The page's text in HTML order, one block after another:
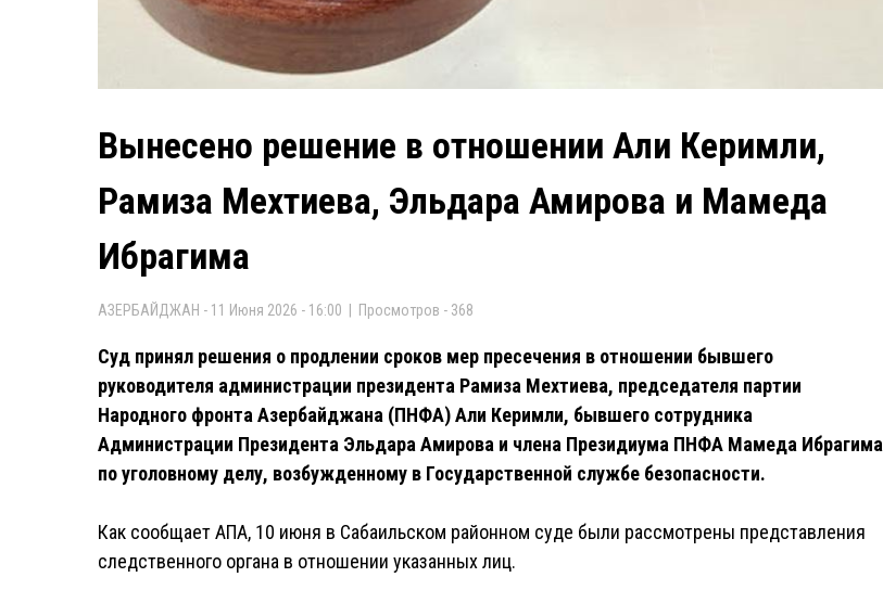
Вынесено решение в отношении Али Керимли,
Рамиза Мехтиева, Эльдара Амирова и Мамеда
Ибрагима
АЗЕРБАЙДЖАН - 11 Июня 2026 - 16:00 | Просмотров - 368
Суд принял решения о продлении сроков мер пресечения в отношении бывшего
руководителя администрации президента Рамиза Мехтиева, председателя партии
Народного фронта Азербайджана (ПНФА) Али Керимли, бывшего сотрудника
Администрации Президента Эльдара Амирова и члена Президиума ПНФА Мамеда Ибрагима
по уголовному делу, возбужденному в Государственной службе безопасности.
Как сообщает AПA, 10 июня в Сабаильском районном суде были рассмотрены представления
следственного органа в отношении указанных лиц.